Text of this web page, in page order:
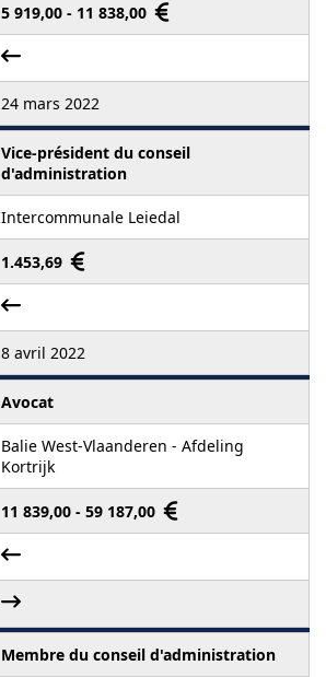
5 919,00 - 11 838,00
24 mars 2022
Vice-président du conseil
d'administration
Intercommunale Leiedal
1.453,69
8 avril 2022
Avocat
Balie West-Vlaanderen - Afdeling
Kortrijk
11 839,00 - 59 187,00
Membre du conseil d'administration